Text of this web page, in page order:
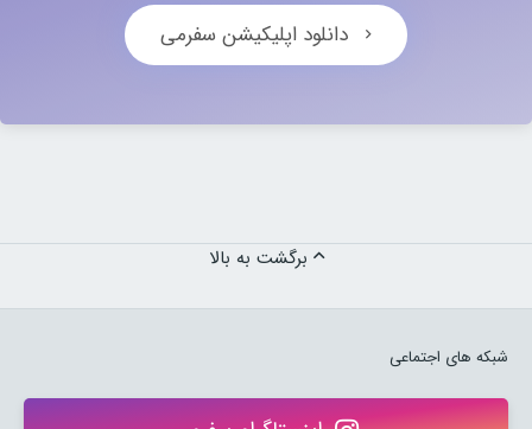
دانلود اپلیکیشن سفرمی
شبکه های اجتماعی